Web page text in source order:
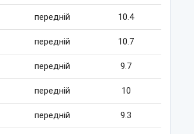
передній 10.4
передній 10.7
передній 9.7
передній 10
передній 9.3